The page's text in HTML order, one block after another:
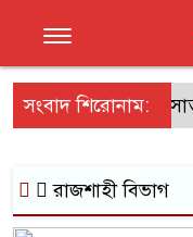
সংবাদ শিরোনাম:
রাজশাহী বিভাগ